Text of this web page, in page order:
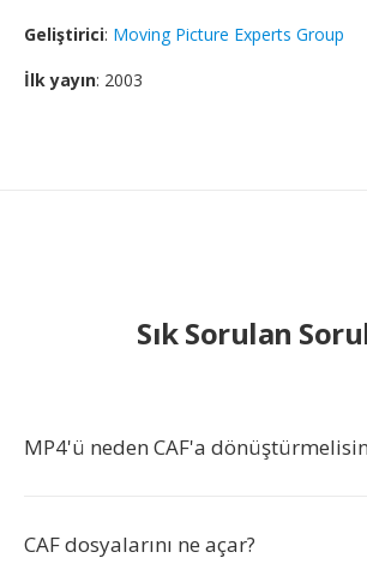
Geliştirici: Moving Picture Experts Group
İlk yayın: 2003
Sık Sorulan
MP4'ü neden CAF'a
CAF dosyalarını ne açar?